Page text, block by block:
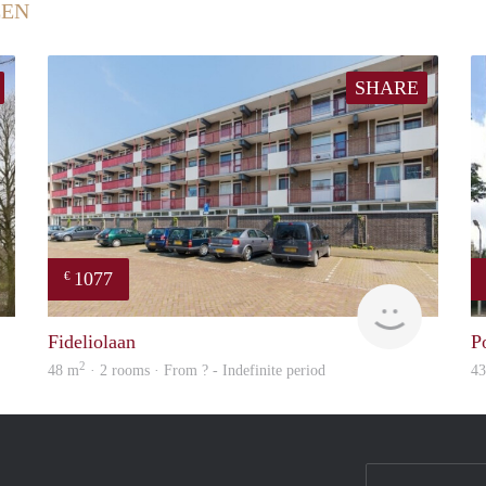
finder
SHARE
€ 1077
Woning
Fideliolaan
48 m2 · 2 rooms · From ? - Indefinite period